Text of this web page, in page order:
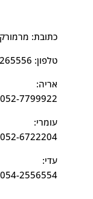
כתובת: מרמורק 4, תל אביב
טלפון:
אריה:
052-7799922
עומרי:
052-6722204
עדי:
054-2556554